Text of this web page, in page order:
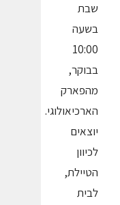
שבת
בשעה
10:00
בבוקר,
מהפארק
הארכיאולוגי.
יוצאים
לכיוון
הטיילת,
לבית